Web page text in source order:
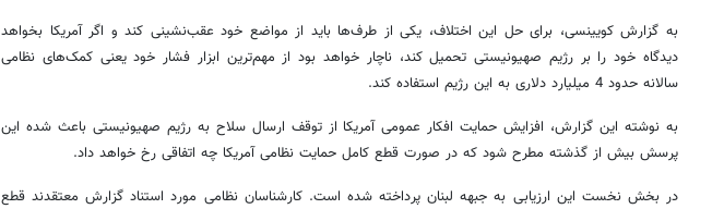
به گزارش کویینسی، برای حل این اختلاف، یکی از طرف‌ها باید از مواضع خود عقب‌نشینی کند و اگر آمریکا بخواهد
دیدگاه خود را بر رژیم صهیونیستی تحمیل کند، ناچار خواهد بود از مهم‌ترین ابزار فشار خود یعنی کمک‌های نظامی
سالانه حدود 4 میلیارد دلاری به این رژیم استفاده کند.
به نوشته این گزارش، افزایش حمایت افکار عمومی آمریکا از توقف ارسال سلاح به رژیم صهیونیستی باعث شده این
پرسش بیش از گذشته مطرح شود که در صورت قطع کامل حمایت نظامی آمریکا چه اتفاقی رخ خواهد داد.
در بخش نخست این ارزیابی به جبهه لبنان پرداخته شده است. کارشناسان نظامی مورد استناد گزارش معتقدند قطع